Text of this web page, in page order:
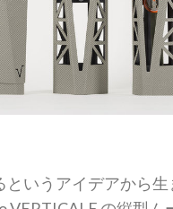
というアイデアから